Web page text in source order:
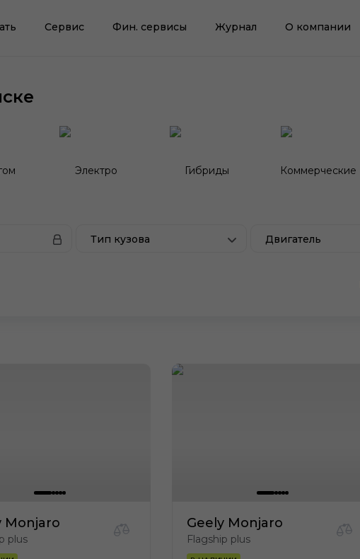
Сервис Фин. сервисы Журнал О компании
Электро Гибриды Коммерческие
Тип кузова Двигатель
Monjaro
plus
Geely Monjaro
Flagship plus